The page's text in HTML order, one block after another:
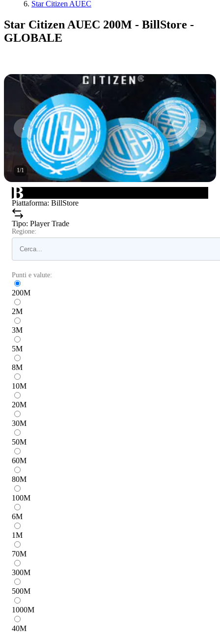
Star Citizen AUEC
Star Citizen AUEC 200M - BillStore -
GLOBALE
1/1
Piattaforma: BillStore
Tipo: Player Trade
Regione:
Punti e valute:
200M
2M
3M
5M
8M
10M
20M
30M
50M
60M
80M
100M
6M
1M
70M
300M
500M
1000M
40M